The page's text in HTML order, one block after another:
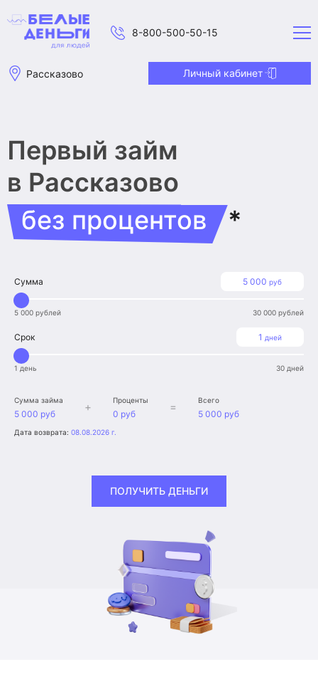
8-800-500-50-15
Рассказово Личный кабинет
Первый займ
в Рассказово
без процентов
*
5 000 руб
Сумма
5 000 рублей 30 000 рублей
1 дней
Срок
1 день 30 дней
Сумма займа
5 000 руб
+ Проценты
0 руб
= Всего
5 000 руб
Дата возврата: 08.08.2026 г.
ПОЛУЧИТЬ ДЕНЬГИ